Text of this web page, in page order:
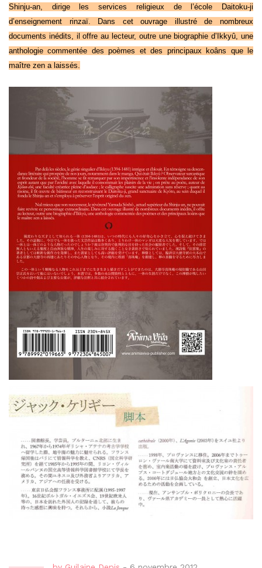
Shinju-an, dirige les services religieux de l’école Daitoku-ji
d’enseignement rinzaï. Dans cet ouvrage illustré de nombreux
documents inédits, il offre au lecteur, outre une biographie d’Ikkyû, une
anthologie commentée des poèmes et des principaux koâns que le
maître zen a laissés.